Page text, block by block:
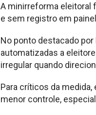
A minirreforma eleitoral
e sem registro em
No ponto destacado
automatizadas a
irregular quando
Para críticos da
menor controle,